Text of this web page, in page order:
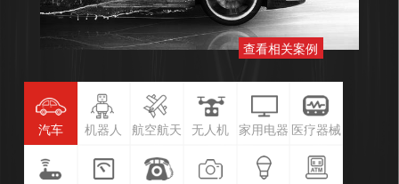
查看相关案例
汽车 机器人 航空航天 无人机 家用电器 医疗器械